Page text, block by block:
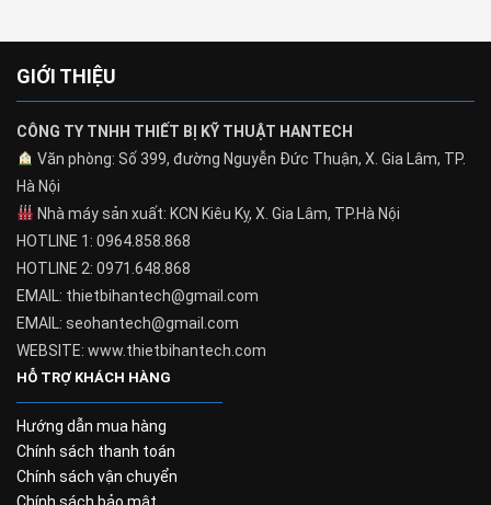
GIỚI THIỆU
CÔNG TY TNHH THIẾT BỊ KỸ THUẬT HANTECH
Văn phòng: Số 399, đường Nguyễn Đức Thuận, X. Gia Lâm, TP.
Hà Nội
Nhà máy sản xuất: KCN Kiêu Kỵ, X. Gia Lâm, TP.Hà Nội
HOTLINE 1: 0964.858.868
HOTLINE 2: 0971.648.868
EMAIL: thietbihantech@gmail.com
EMAIL: seohantech@gmail.com
WEBSITE: www.thietbihantech.com
HỖ TRỢ KHÁCH HÀNG
Hướng dẫn mua hàng
Chính sách thanh toán
Chính sách vận chuyển
Chính sách bảo mật